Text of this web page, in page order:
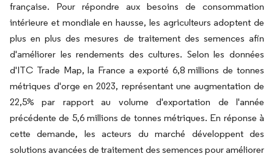
française. Pour répondre aux besoins de consommation
intérieure et mondiale en hausse, les agriculteurs adoptent de
plus en plus des mesures de traitement des semences afin
d'améliorer les rendements des cultures. Selon les données
d'ITC Trade Map, la France a exporté 6,8 millions de tonnes
métriques d'orge en 2023, représentant une augmentation de
22,5% par rapport au volume d'exportation de l'année
précédente de 5,6 millions de tonnes métriques. En réponse à
cette demande, les acteurs du marché développent des
solutions avancées de traitement des semences pour améliorer